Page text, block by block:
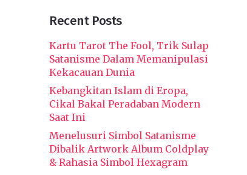
Recent Posts
Kartu Tarot The Fool, Trik Sulap
Satanisme Dalam Memanipulasi
Kekacauan Dunia
Kebangkitan Islam di Eropa,
Cikal Bakal Peradaban Modern
Saat Ini
Menelusuri Simbol Satanisme
Dibalik Artwork Album Coldplay
& Rahasia Simbol Hexagram